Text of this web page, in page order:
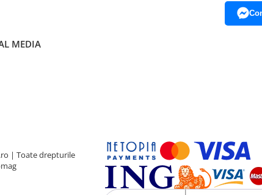
MEDIA
| Toate drepturile